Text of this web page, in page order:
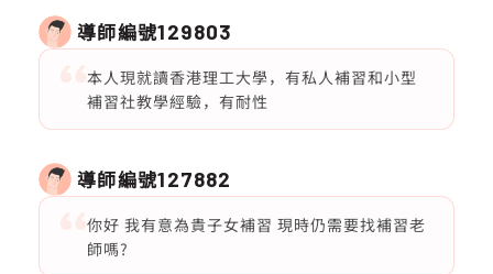
導師編號129803
本人現就讀香港理工大學，有私人補習和小型
補習社教學經驗，有耐性
導師編號127882
你好 我有意為貴子女補習 現時仍需要找補習老
師嗎?